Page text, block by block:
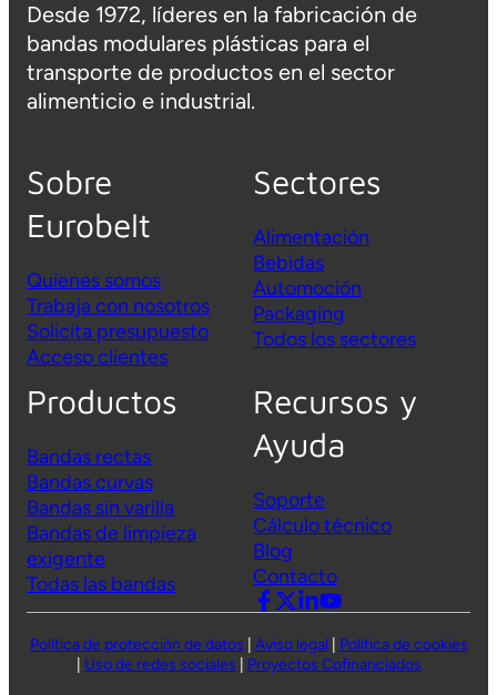
Desde 1972, líderes en la fabricación de
bandas modulares plásticas para el
transporte de productos en el sector
alimenticio e industrial.
Sobre
Eurobelt
Quienes somos
Trabaja con nosotros
Solicita presupuesto
Acceso clientes
Sectores
Alimentación
Bebidas
Automoción
Packaging
Todos los sectores
Productos
Bandas rectas
Bandas curvas
Bandas sin varilla
Bandas de limpieza
exigente
Todas las bandas
Recursos y
Ayuda
Soporte
Cálculo técnico
Blog
Contacto
Política de protección de datos Aviso legal
Política de cookies
Uso de redes sociales Proyectos Cofinanciados